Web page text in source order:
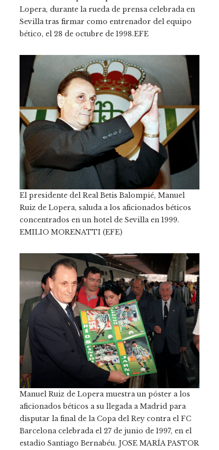
Lopera, durante la rueda de prensa celebrada en
Sevilla tras firmar como entrenador del equipo
bético, el 28 de octubre de 1998.EFE
El presidente del Real Betis Balompié, Manuel
Ruiz de Lopera, saluda a los aficionados béticos
concentrados en un hotel de Sevilla en 1999.
EMILIO MORENATTI (EFE)
Manuel Ruiz de Lopera muestra un póster a los
aficionados béticos a su llegada a Madrid para
disputar la final de la Copa del Rey contra el FC
Barcelona celebrada el 27 de junio de 1997, en el
estadio Santiago Bernabéu. JOSE MARÍA PASTOR